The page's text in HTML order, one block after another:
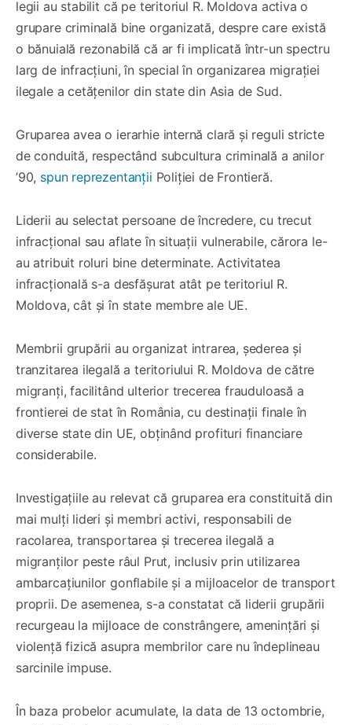
legii au stabilit că pe teritoriul R. Moldova activa o
grupare criminală bine organizată, despre care există
o bănuială rezonabilă că ar fi implicată într-un spectru
larg de infracțiuni, în special în organizarea migrației
ilegale a cetățenilor din state din Asia de Sud.
Gruparea avea o ierarhie internă clară și reguli stricte
de conduită, respectând subcultura criminală a anilor
’90, spun reprezentanții Poliției de Frontieră.
Liderii au selectat persoane de încredere, cu trecut
infracțional sau aflate în situații vulnerabile, cărora le-
au atribuit roluri bine determinate. Activitatea
infracțională s-a desfășurat atât pe teritoriul R.
Moldova, cât și în state membre ale UE.
Membrii grupării au organizat intrarea, șederea și
tranzitarea ilegală a teritoriului R. Moldova de către
migranți, facilitând ulterior trecerea frauduloasă a
frontierei de stat în România, cu destinații finale în
diverse state din UE, obținând profituri financiare
considerabile.
Investigațiile au relevat că gruparea era constituită din
mai mulți lideri și membri activi, responsabili de
racolarea, transportarea și trecerea ilegală a
migranților peste râul Prut, inclusiv prin utilizarea
ambarcațiunilor gonflabile și a mijloacelor de transport
proprii. De asemenea, s-a constatat că liderii grupării
recurgeau la mijloace de constrângere, amenințări și
violență fizică asupra membrilor care nu îndeplineau
sarcinile impuse.
În baza probelor acumulate, la data de 13 octombrie,